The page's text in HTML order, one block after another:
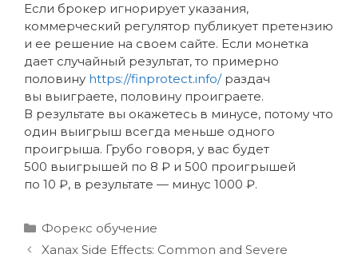
Если брокер игнорирует указания,
коммерческий регулятор публикует претензию
и ее решение на своем сайте. Если монетка
дает случайный результат, то примерно
половину https://finprotect.info/раздач
вы выиграете, половину проиграете.
В результате вы окажетесь в минусе, потому что
один выигрыш всегда меньше одного
проигрыша. Грубо говоря, у вас будет
500 выигрышей по 8 ₽ и 500 проигрышей
по 10 ₽, в результате — минус 1000 ₽.
Форекс обучение
Xanax Side Effects: Common and Severe